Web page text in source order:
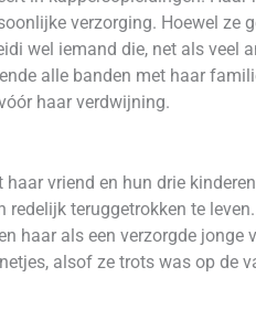
verzorging. Hoewel ze
wel iemand die, net als veel
alle banden met haar
haar verdwijning.
vriend en hun drie
redelijk teruggetrokken te
haar als een verzorgde
alsof ze trots was op de